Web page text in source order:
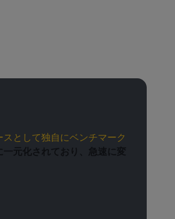
として独自にベンチマーク
元化されており、急速に変